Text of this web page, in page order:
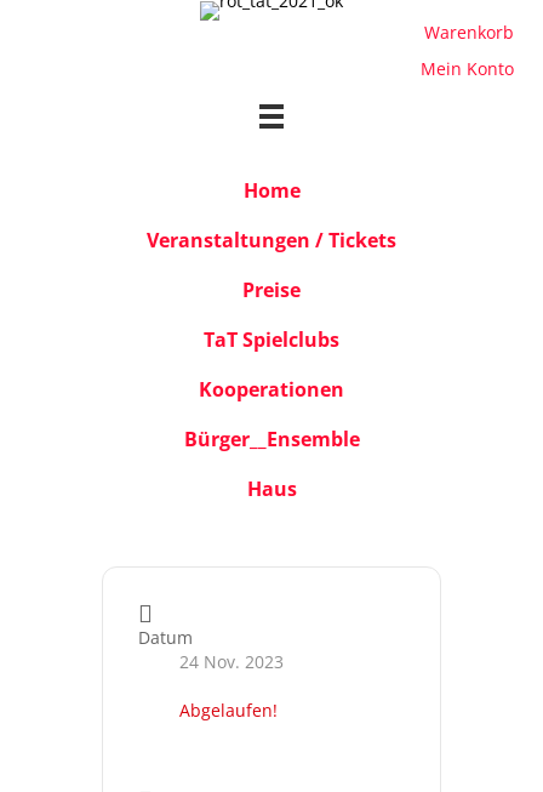
Warenkorb
Mein Konto
Home
Veranstaltungen / Tickets
Preise
TaT Spielclubs
Kooperationen
Bürger__Ensemble
Haus
Datum
24 Nov. 2023
Abgelaufen!